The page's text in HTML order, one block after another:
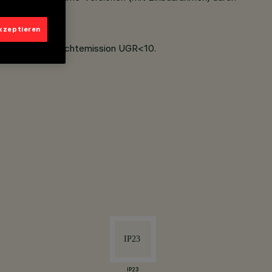
Lichtemission UGR<10.
IP23